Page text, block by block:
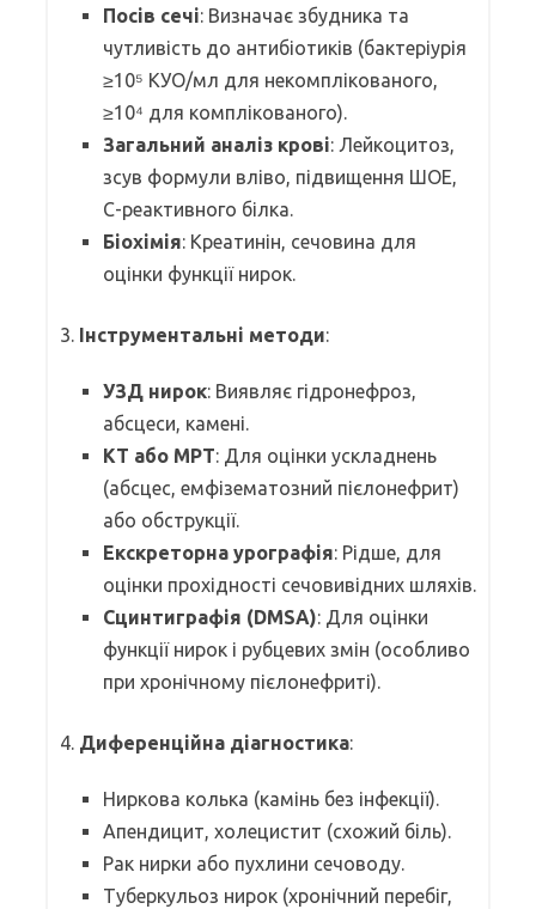
Посів сечі: Визначає збудника та
чутливість до антибіотиків (бактеріурія
≥10⁵ КУО/мл для некомплікованого,
≥10⁴ для комплікованого).
Загальний аналіз крові: Лейкоцитоз,
зсув формули вліво, підвищення ШОЕ,
С-реактивного білка.
Біохімія: Креатинін, сечовина для
оцінки функції нирок.
3. Інструментальні методи:
УЗД нирок: Виявляє гідронефроз,
абсцеси, камені.
КТ або МРТ: Для оцінки ускладнень
(абсцес, емфізематозний пієлонефрит)
або обструкції.
Екскреторна урографія: Рідше, для
оцінки прохідності сечовивідних шляхів.
Сцинтиграфія (DMSA): Для оцінки
функції нирок і рубцевих змін (особливо
при хронічному пієлонефриті).
4. Диференційна діагностика:
Ниркова колька (камінь без інфекції).
Апендицит, холецистит (схожий біль).
Рак нирки або пухлини сечоводу.
Туберкульоз нирок (хронічний перебіг,